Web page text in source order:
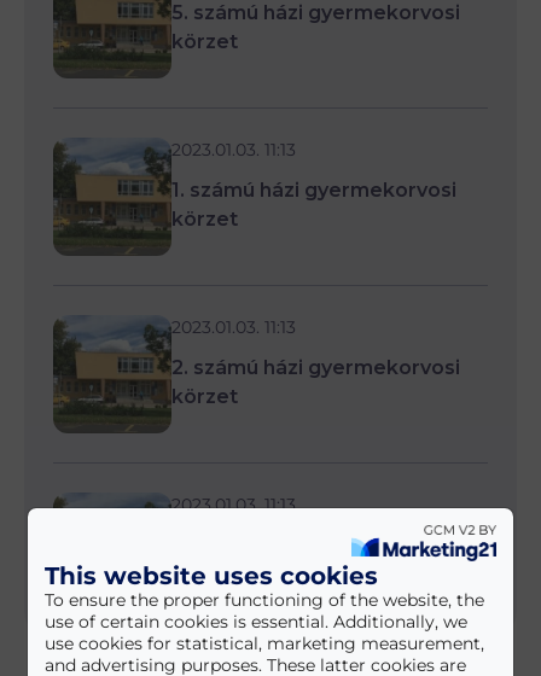
5. számú házi gyermekorvosi
körzet
2023.01.03. 11:13
1. számú házi gyermekorvosi
körzet
2023.01.03. 11:13
2. számú házi gyermekorvosi
körzet
2023.01.03. 11:13
4. számú házi gyermekorvosi
körzet
This website uses cookies
To ensure the proper functioning of the website, the
use of certain cookies is essential. Additionally, we
use cookies for statistical, marketing measurement,
and advertising purposes. These latter cookies are